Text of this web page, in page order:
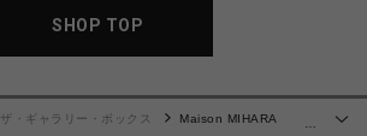
SHOP TOP
ザ・ギャラリー・ボックス
Maison MIHARA